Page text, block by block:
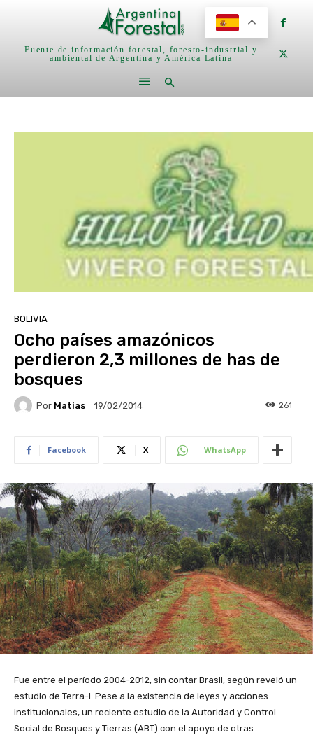
Fuente de información forestal, foresto-industrial y
ambiental de Argentina y América Latina
BOLIVIA
Ocho países amazónicos
perdieron 2,3 millones de has de
bosques
Por Matias 19/02/2014 261
Facebook X WhatsApp
Fue entre el período 2004-2012, sin contar Brasil, según reveló un
estudio de Terra-i. Pese a la existencia de leyes y acciones
institucionales, un reciente estudio de la Autoridad y Control
Social de Bosques y Tierras (ABT) con el apoyo de otras